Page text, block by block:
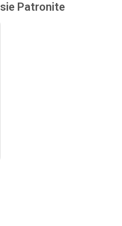
Patronite